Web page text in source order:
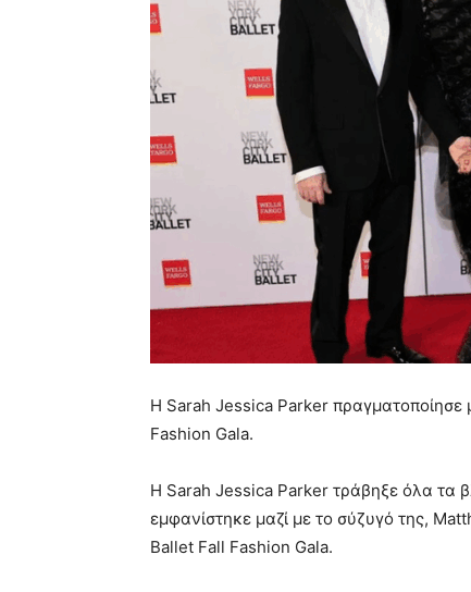
H Sarah Jessica Parker
Fashion Gala.
Η Sarah Jessica Parker τράβηξε όλα τα
εμφανίστηκε μαζί με το σύζυγό της,
Ballet Fall Fashion Gala.